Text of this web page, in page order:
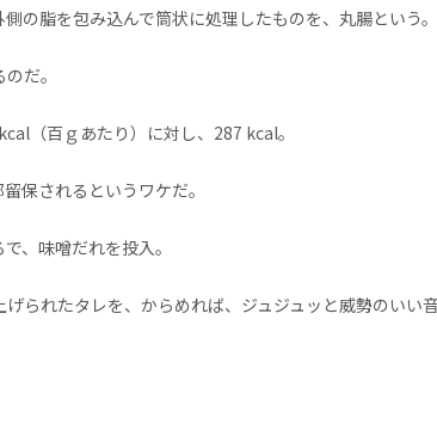
の脂を包み込んで筒状に処理したものを、丸腸という。
だ。
（百ｇあたり）に対し、287 kcal。
保されるというワケだ。
、味噌だれを投入。
られたタレを、からめれば、ジュジュッと威勢のいい